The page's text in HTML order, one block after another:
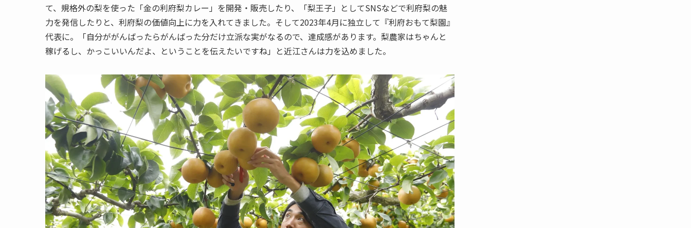
て、規格外の梨を使った「金の利府梨カレー」を開発・販売したり、「梨王子」としてSNSなどで利府梨の魅
力を発信したりと、利府梨の価値向上に力を入れてきました。そして2023年4月に独立して『利府おもて梨園』
代表に。「自分ががんばったらがんばった分だけ立派な実がなるので、達成感があります。梨農家はちゃんと
稼げるし、かっこいいんだよ、ということを伝えたいですね」と近江さんは力を込めました。